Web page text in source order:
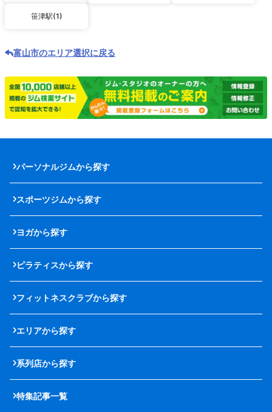
笹津駅(1)
富山市のエリア選択に戻る
パーソナルジムから探す
スポーツジムから探す
ヨガから探す
ピラティスから探す
フィットネスクラブから探す
エリアから探す
系列店から探す
特集記事一覧